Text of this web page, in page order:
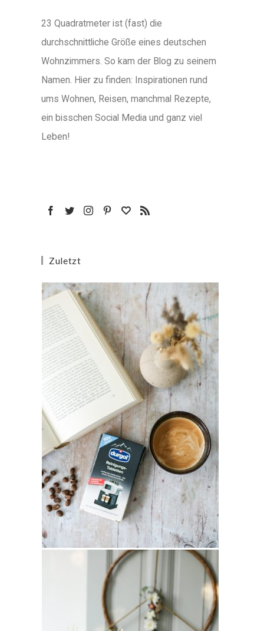
23 Quadratmeter ist (fast) die
durchschnittliche Größe eines deutschen
Wohnzimmers. So kam der Blog zu seinem
Namen. Hier zu finden: Inspirationen rund
ums Wohnen, Reisen, manchmal Rezepte,
ein bisschen Social Media und ganz viel
Leben!
Zuletzt